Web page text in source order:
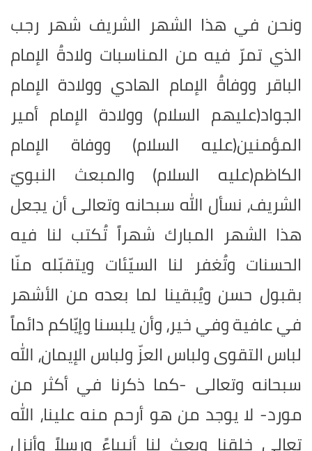
ونحن في هذا الشهر الشريف شهر رجب
الذي تمرّ فيه من المناسبات ولادةُ الإمام
الباقر ووفاةُ الإمام الهادي وولادة الإمام
الجواد(عليهم السلام) وولادة الإمام أمير
المؤمنين(عليه السلام) ووفاة الإمام
الكاظم(عليه السلام) والمبعث النبويّ
الشريف، نسأل الله سبحانه وتعالى أن يجعل
هذا الشهر المبارك شهراً تُكتب لنا فيه
الحسنات وتُغفر لنا السيّئات ويتقبّله منّا
بقبول حسن ويُبقينا لما بعده من الأشهر
في عافية وفي خير، وأن يلبسنا وإيّاكم دائماً
لباس التقوى ولباس العزّ ولباس الإيمان، الله
سبحانه وتعالى -كما ذكرنا في أكثر من
مورد- لا يوجد من هو أرحم منه علينا، الله
تعالى خلقنا وبعث لنا أنبياءً ورسلاً وأنزل